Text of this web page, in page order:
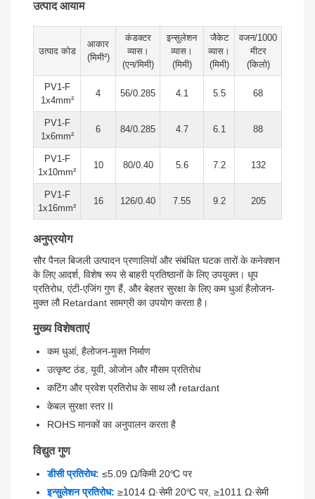
उत्पाद आयाम
उत्पाद कोड
आकार
(मिमी²)
कंडक्टर
व्यास।
(एन/मिमी)
इन्सुलेशन
व्यास।
(मिमी)
जैकेट
व्यास।
(मिमी)
वजन/1000
मीटर
(किलो)
PV1-F
1x4mm²
4 56/0.285 4.1 5.5 68
PV1-F
1x6mm²
6 84/0.285 4.7 6.1 88
PV1-F
1x10mm²
10 80/0.40 5.6 7.2 132
PV1-F
1x16mm²
16 126/0.40 7.55 9.2 205
अनुप्रयोग
सौर पैनल बिजली उत्पादन प्रणालियों और संबंधित घटक तारों के कनेक्शन
के लिए आदर्श, विशेष रूप से बाहरी प्रतिष्ठानों के लिए उपयुक्त। धूप
प्रतिरोध, एंटी-एजिंग गुण हैं, और बेहतर सुरक्षा के लिए कम धुआं हैलोजन-
मुक्त लौ Retardant सामग्री का उपयोग करता है।
मुख्य विशेषताएं
कम धुआं, हैलोजन-मुक्त निर्माण
उत्कृष्ट ठंड, यूवी, ओजोन और मौसम प्रतिरोध
कटिंग और प्रवेश प्रतिरोध के साथ लौ retardant
केबल सुरक्षा स्तर II
ROHS मानकों का अनुपालन करता है
विद्युत गुण
डीसी प्रतिरोध: ≤5.09 Ω/किमी 20℃ पर
इन्सुलेशन प्रतिरोध: ≥1014 Ω·सेमी 20℃ पर, ≥1011 Ω·सेमी